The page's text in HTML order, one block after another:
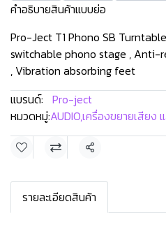
คำอธิบายสินค้าแบบย่อ
Pro-Ject T1 Phono SB
switchable phono stage ,
, Vibration absorbing feet
แบรนด์: Pro-ject
หมวดหมู่:AUDIO,เครื่องขยายเสียง
แชร์
รายละเอียดสินค้า